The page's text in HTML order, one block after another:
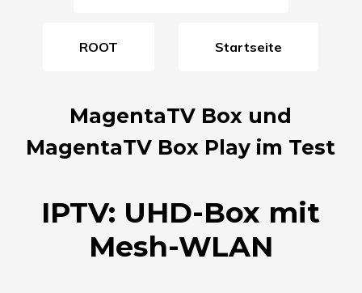
ROOT Startseite
MagentaTV Box und
MagentaTV Box Play im Test
IPTV: UHD-Box mit
Mesh-WLAN